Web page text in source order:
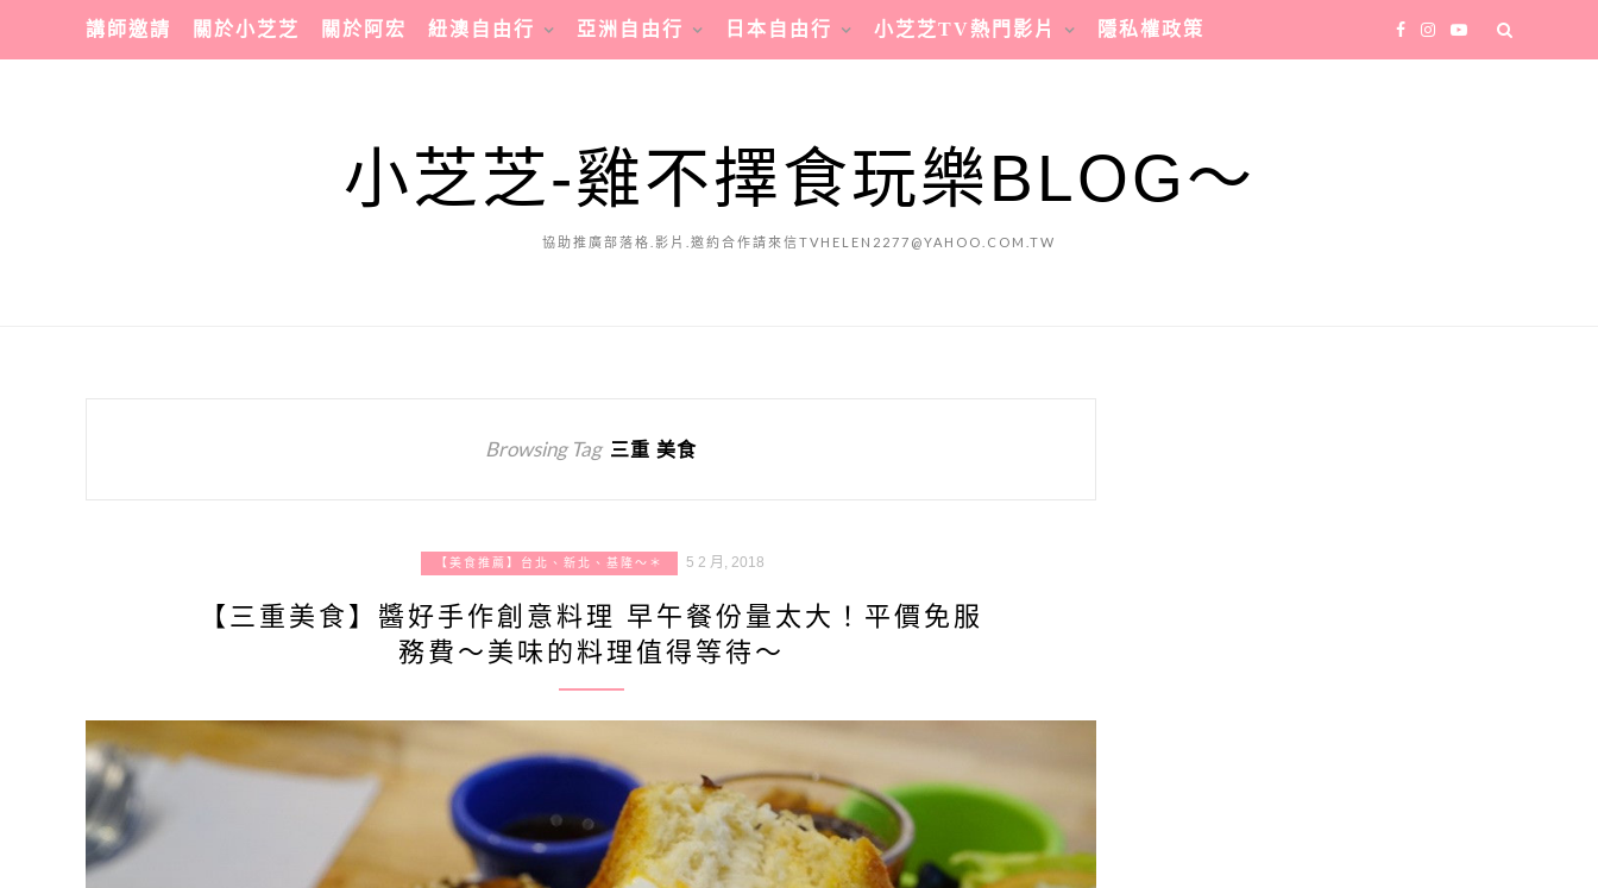
講師邀請 關於小芝芝 關於阿宏 紐澳自由行 亞洲自由行 日本自由行 小芝芝TV熱門影片 隱私權政策
小芝芝-雞不擇食玩樂BLOG～
協助推廣部落格.影片.邀約合作請來信TVHELEN2277@YAHOO.COM.TW
Browsing Tag 三重 美食
【美食推薦】台北、新北、基隆～＊ 5 2 月, 2018
【三重美食】醬好手作創意料理 早午餐份量太大！平價免服
務費～美味的料理值得等待～